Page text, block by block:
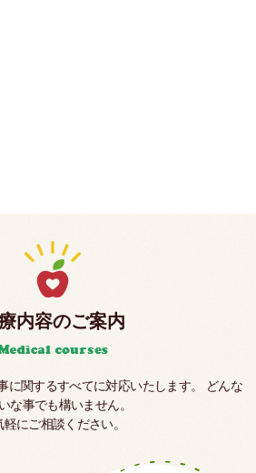
内容のご案内
に関するすべてに対応いたします。
どんな
な事でも構いません。
軽にご相談ください。